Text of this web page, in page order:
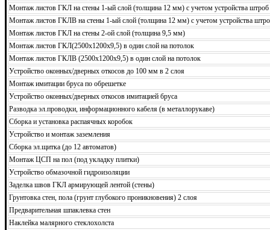
Монтаж листов ГКЛ на стены 1-ый слой (толщина 12 мм) с учетом устройства штроб
Монтаж листов ГКЛВ на стены 1-ый слой (толщина 12 мм) с учетом устройства
Монтаж листов ГКЛ на стены 2-ой слой (толщина 9,5 мм)
Монтаж листов ГКЛ(2500х1200х9,5) в один слой на потолок
Монтаж листов ГКЛВ (2500х1200х9,5) в один слой на потолок
Устройство оконных/дверных откосов до 100 мм в 2 слоя
Монтаж имитации бруса по обрешетке
Устройство оконных/дверных откосов имитацией бруса
Разводка эл.проводки, информационного кабеля (в металлорукаве)
Сборка и установка распаячных коробок
Устройство и монтаж заземления
Сборка эл.щитка (до 12 автоматов)
Монтаж ЦСП на пол (под укладку плитки)
Устройство обмазочной гидроизоляции
Заделка швов ГКЛ армирующей лентой (стены)
Грунтовка стен, пола (грунт глубокого проникновения) 2 слоя
Предварительная шпаклевка стен
Наклейка малярного стеклохолста